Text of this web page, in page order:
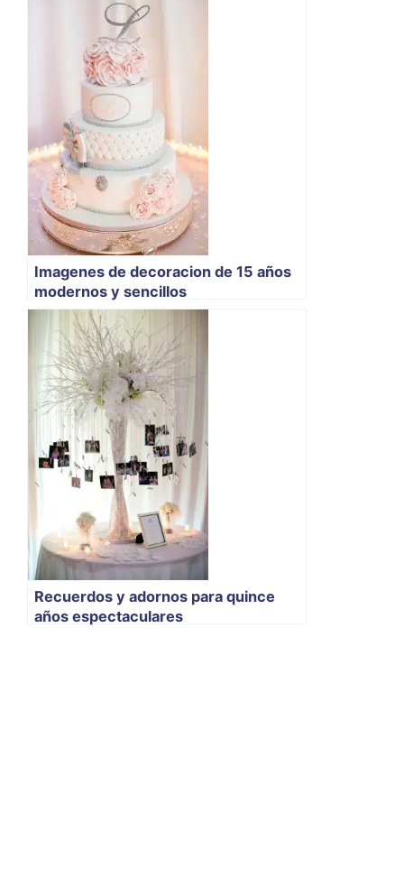
Imagenes de decoracion de 15 años
modernos y sencillos
Recuerdos y adornos para quince
años espectaculares